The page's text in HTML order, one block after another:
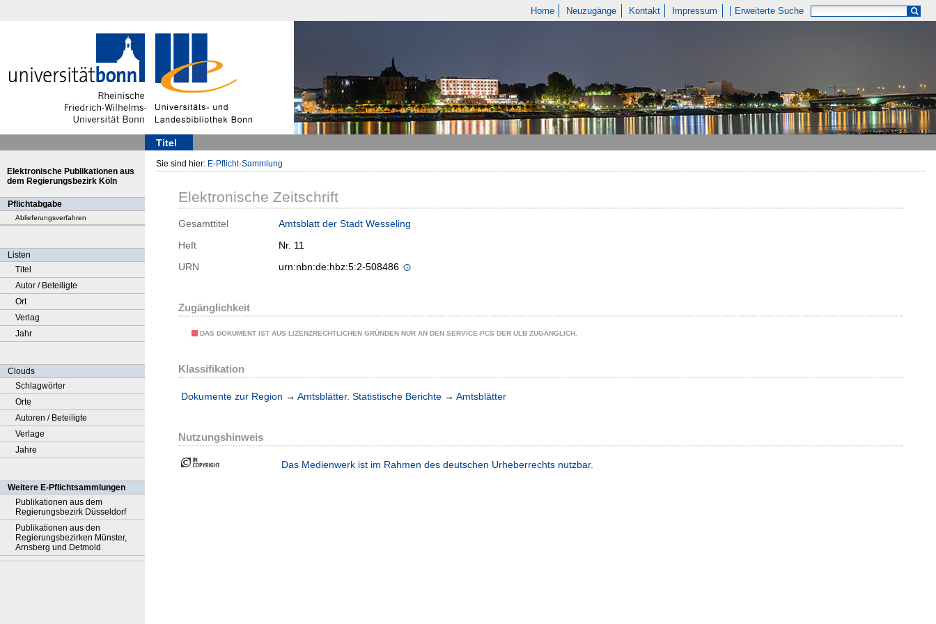
Home Neuzugänge Kontakt Impressum Erweiterte Suche
Titel
Elektronische Publikationen aus
dem Regierungsbezirk Köln
Pflichtabgabe
Ablieferungsverfahren
Listen
Titel
Autor / Beteiligte
Ort
Verlag
Jahr
Clouds
Schlagwörter
Orte
Autoren / Beteiligte
Verlage
Jahre
Weitere E-Pflichtsammlungen
Publikationen aus dem
Regierungsbezirk Düsseldorf
Publikationen aus den
Regierungsbezirken Münster,
Arnsberg und Detmold
Sie sind hier: E-Pflicht-Sammlung
Elektronische Zeitschrift
Gesamttitel
Amtsblatt der Stadt Wesseling
Heft
Nr. 11
URN
urn:nbn:de:hbz:5:2-508486
Zugänglichkeit
DAS DOKUMENT IST AUS LIZENZRECHTLICHEN GRÜNDEN NUR AN DEN SERVICE-PCS DER ULB ZUGÄNGLICH.
Klassifikation
Dokumente zur Region → Amtsblätter. Statistische Berichte → Amtsblätter
Nutzungshinweis
Das Medienwerk ist im Rahmen des deutschen Urheberrechts nutzbar.